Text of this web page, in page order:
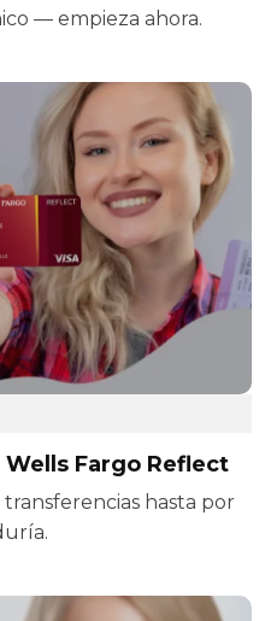
— empieza ahora.
Fargo Reflect
hasta por